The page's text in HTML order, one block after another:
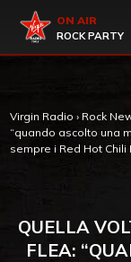
Virgin Radio
ON AIR
ROCK PARTY
Virgin Radio › Rock
“quando ascolto una
sempre i Red Hot Chili
QUELLA
FLEA: